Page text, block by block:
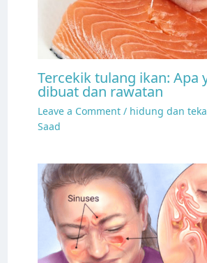
Tercekik tulang ikan: Apa
dibuat dan rawatan
Leave a Comment / hidung dan
Saad